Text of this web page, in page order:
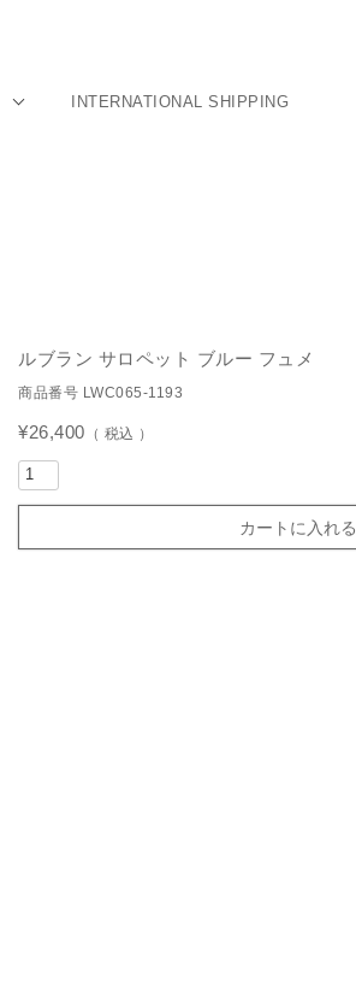
INTERNATIONAL SHIPPING
ルブラン サロペット ブルー フュメ
商品番号 LWC065-1193
¥26,400 税込
カートに入れる